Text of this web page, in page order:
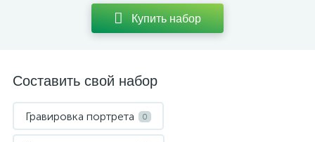
Купить набор
Составить свой набор
Гравировка портрета 0